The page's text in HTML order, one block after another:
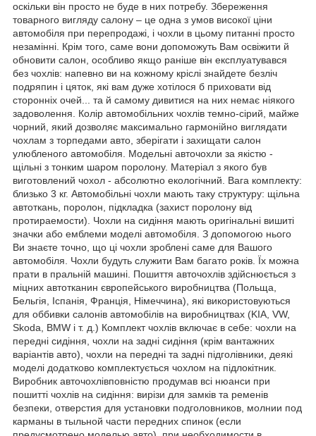
оскільки він просто не буде в них потребу. Збереження
товарного вигляду салону – це одна з умов високої ціни
автомобіля при перепродажі, і чохли в цьому питанні просто
незамінні. Крім того, саме вони допоможуть Вам освіжити й
обновити салон, особливо якщо раніше він експлуатувався
без чохлів: напевно ви на кожному кріслі знайдете безліч
подряпин і цяток, які вам дуже хотілося б приховати від
сторонніх очей... та й самому дивитися на них немає ніякого
задоволення. Колір автомобільних чохлів темно-сірий, майже
чорний, який дозволяє максимально гармонійно виглядати
чохлам з торпедами авто, зберігати і захищати салон
улюбленого автомобіля. Модельні авточохли за якістю -
щільні з тонким шаром поролону. Матеріал з якого був
виготовлений чохол - абсолютно екологічний. Вага комплекту:
близько 3 кг. Автомобільні чохли мають таку структуру: щільна
автоткань, поролон, підкладка (захист поролону від
протираемости). Чохли на сидіння мають оригінальні вишиті
значки або емблеми моделі автомобіля. З допомогою нього
Ви знаєте точно, що ці чохли зроблені саме для Вашого
автомобіля. Чохли будуть служити Вам багато років. Їх можна
прати в пральній машині. Пошиття авточохлів здійснюється з
міцних автотканин європейського виробництва (Польща,
Бельгія, Іспанія, Франція, Німеччина), які використовуються
для оббивки салонів автомобілів на виробництвах (KIA, VW,
Skoda, BMW і т. д.) Комплект чохлів включає в себе: чохли на
передні сидіння, чохли на задні сидіння (крім вантажних
варіантів авто), чохли на передні та задні підголівники, деякі
моделі додатково комплектується чохлом на підлокітник.
Виробник авточохлівповністю продумав всі нюанси при
пошитті чохлів на сидіння: вирізи для замків та ременів
безпеки, отверстия для установки подголовников, молнии под
карманы в тыльной части передних спинок (если